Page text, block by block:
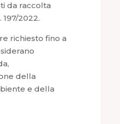
da raccolta
2022.
richiesto fino a
della
e della